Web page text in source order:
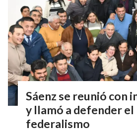
Sáenz se reunió con
y llamó a defender el
federalismo